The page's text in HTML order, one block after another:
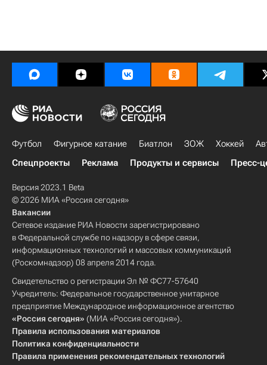
Футбол Фигурное катание Биатлон ЗОЖ Хоккей
Спецпроекты
Реклама Продукты и сервисы Пресс-
Версия 2023.1 Beta
© 2026 МИА «Россия сегодня»
Вакансии
Сетевое издание РИА Новости зарегистрировано
в Федеральной службе по надзору в сфере связи,
информационных технологий и массовых коммуникаций
(Роскомнадзор) 08 апреля 2014 года.
Свидетельство о регистрации Эл № ФС77-57640
Учредитель: Федеральное государственное унитарное
предприятие Международное информационное агентство
«Россия сегодня» (МИА «Россия сегодня»).
Правила использования материалов
Политика конфиденциальности
Правила применения рекомендательных технологий